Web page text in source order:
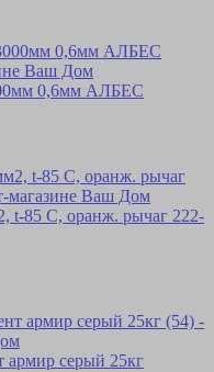
0,6мм АЛБЕС
t-85 C, оранж. рычаг 222-
серый 25кг